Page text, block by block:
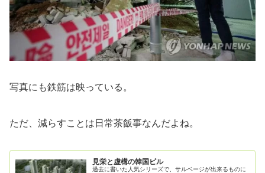
写真にも鉄筋は映っている。
ただ、減らすことは日常茶飯事なんだよね。
見栄と虚構の韓国ビル
過去に書いた人気シリーズで、サルベージが出来るものに